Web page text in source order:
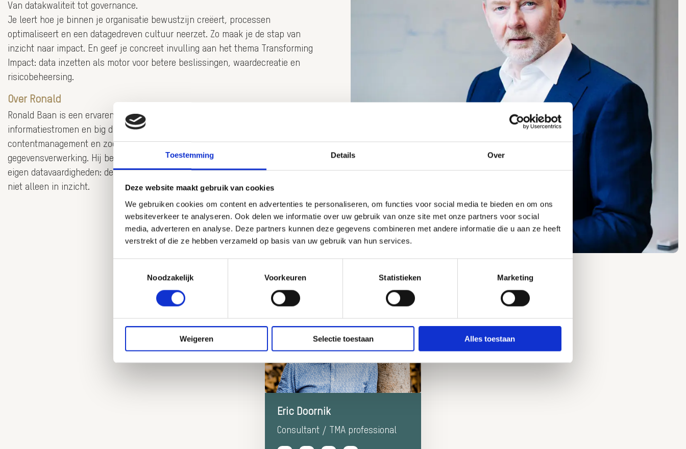
Toestemming Details Over
Deze website maakt gebruik van cookies
We gebruiken cookies om content en advertenties te personaliseren, om functies voor social media te bieden en om ons
websiteverkeer te analyseren. Ook delen we informatie over uw gebruik van onze site met onze partners voor social
media, adverteren en analyse. Deze partners kunnen deze gegevens combineren met andere informatie die u aan ze heeft
verstrekt of die ze hebben verzameld op basis van uw gebruik van hun services.
Noodzakelijk
Voorkeuren Statistieken Marketing
Weigeren Selectie toestaan Alles toestaan
Van datakwaliteit tot governance.
Je leert hoe je binnen je organisatie bewustzijn creëert, processen
optimaliseert en een datagedreven cultuur neerzet. Zo maak je de stap van
inzicht naar impact. En geef je concreet invulling aan het thema Transforming
Impact: data inzetten als motor voor betere beslissingen, waardecreatie en
risicobeheersing.
Over Ronald
Ronald Baan is een ervaren data-strateeg die decennialang complexe
informatiestromen en big data-uitdagingen heeft getemd. Van
contentmanagement en zoekmachines tot architecturen voor grootschalige
gegevensverwerking. Hij begeleidt organisaties in het ontwikkelen van hun
eigen datavaardigheden: de tools én de mindset om data in actie te vertalen,
niet alleen in inzicht.
Wil jij erbij zijn? Bel Eric!
informatie
Over:
Eric Doornik
Consultant / TMA professional